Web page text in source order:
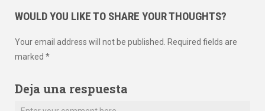
WOULD YOU LIKE TO SHARE YOUR THOUGHTS?
Your email address will not be published. Required fields are
marked *
Deja una respuesta